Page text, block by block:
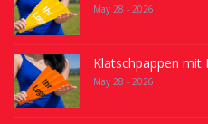
May 28 - 2026
Klatschpappen
May 28 - 2026